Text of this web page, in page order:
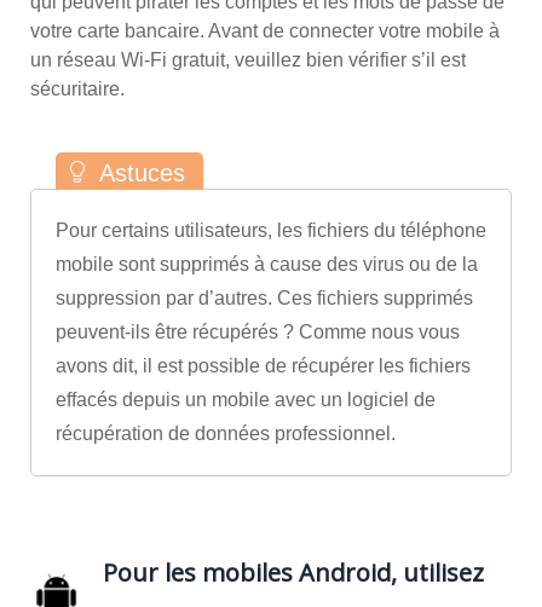
votre carte bancaire. Avant de connecter votre mobile à
un réseau Wi-Fi gratuit, veuillez bien vérifier s’il est
sécuritaire.
Pour certains utilisateurs, les fichiers du téléphone
mobile sont supprimés à cause des virus ou de la
suppression par d’autres. Ces fichiers supprimés
peuvent-ils être récupérés ? Comme nous vous
avons dit, il est possible de récupérer les fichiers
effacés depuis un mobile avec un logiciel de
récupération de données professionnel.
Pour les mobiles Android, utilisez